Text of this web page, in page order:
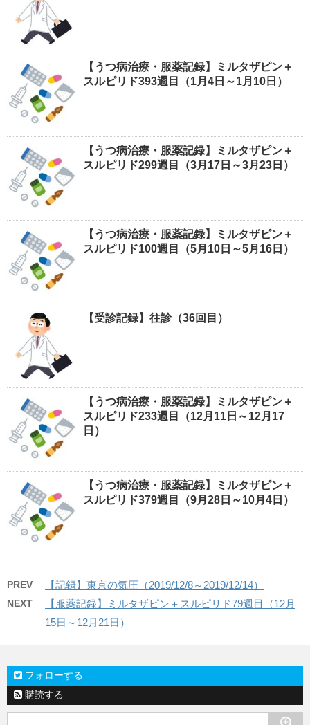
【うつ病治療・服薬記録】ミルタザピン＋
スルピリド393週目（1月4日～1月10日）
【うつ病治療・服薬記録】ミルタザピン＋
スルピリド299週目（3月17日～3月23日）
【うつ病治療・服薬記録】ミルタザピン＋
スルピリド100週目（5月10日～5月16日）
【受診記録】往診（36回目）
【うつ病治療・服薬記録】ミルタザピン＋
スルピリド233週目（12月11日～12月17
日）
【うつ病治療・服薬記録】ミルタザピン＋
スルピリド379週目（9月28日～10月4日）
PREV 【記録】東京の気圧（2019/12/8～2019/12/14）
NEXT
【服薬記録】ミルタザピン＋スルピリド79週目（12月
15日～12月21日）
フォローする
購読する